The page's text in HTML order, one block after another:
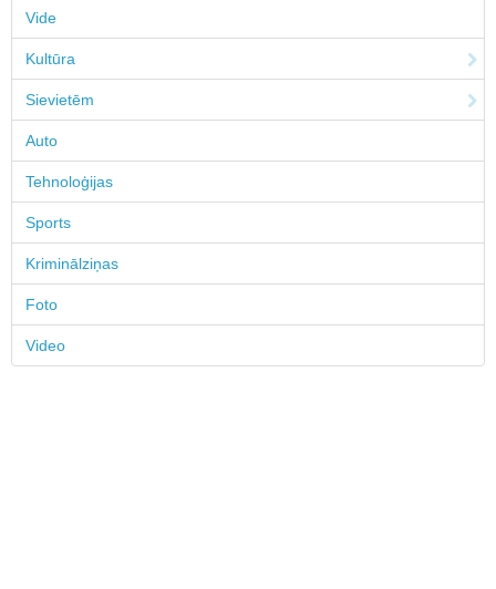
Vide
Kultūra
Sievietēm
Auto
Tehnoloģijas
Sports
Kriminālziņas
Foto
Video